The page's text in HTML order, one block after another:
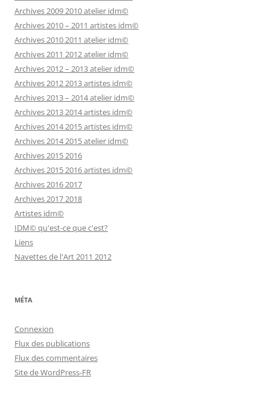
Archives 2009 2010 atelier idm©
Archives 2010 – 2011 artistes idm©
Archives 2010 2011 atelier idm©
Archives 2011 2012 atelier idm©
Archives 2012 – 2013 atelier idm©
Archives 2012 2013 artistes idm©
Archives 2013 – 2014 atelier idm©
Archives 2013 2014 artistes idm©
Archives 2014 2015 artistes idm©
Archives 2014 2015 atelier idm©
Archives 2015 2016
Archives 2015 2016 artistes idm©
Archives 2016 2017
Archives 2017 2018
Artistes idm©
IDM© qu'est-ce que c'est?
Liens
Navettes de l'Art 2011 2012
MÉTA
Connexion
Flux des publications
Flux des commentaires
Site de WordPress-FR